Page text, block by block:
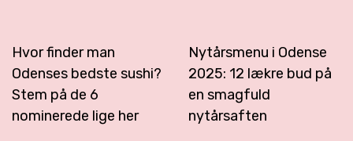
Hvor finder man
Odenses bedste sushi?
Stem på de 6
nominerede lige her
Nytårsmenu i Odense
2025: 12 lækre bud på
en smagfuld
nytårsaften